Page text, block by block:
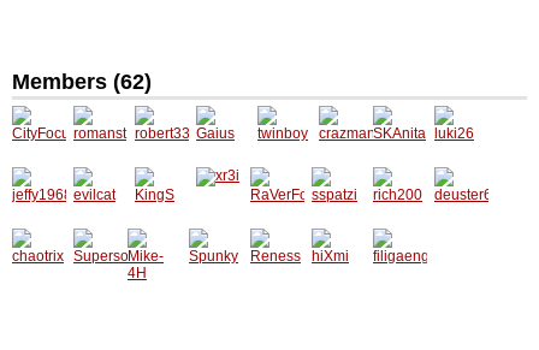
Members (62)
CityFoc
us
romans
t
robert3
38
Gaius twinboy
crazma
n
SKAnit
a
luki26
jeffy19
68
evilcat KingS xr3i
RaVerF
orLiFe
sspatzi rich200